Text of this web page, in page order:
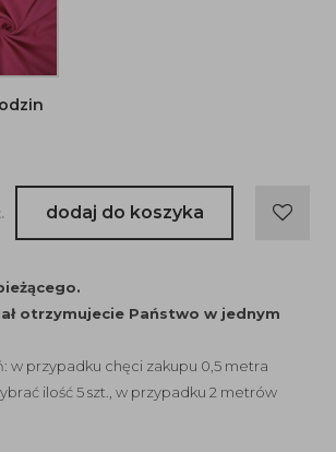
dodaj do koszyka
otrzymujecie Państwo w jednym
w przypadku chęci zakupu 0,5 metra
ilość 5 szt., w przypadku 2 metrów